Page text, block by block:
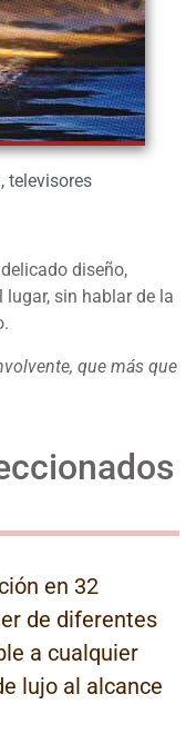
, televisores
diseño,
sin hablar de la
que más que
en 32
de diferentes
a cualquier
lujo al alcance